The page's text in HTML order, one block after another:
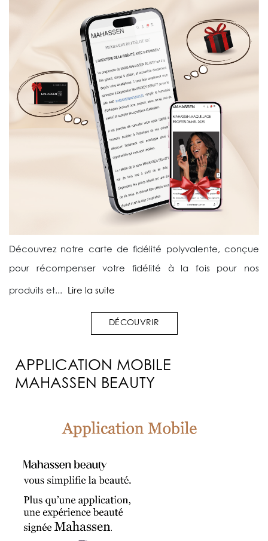
Découvrez notre carte de fidélité polyvalente, conçue
pour récompenser votre fidélité à la fois pour nos
produits et... Lire la suite
DÉCOUVRIR
APPLICATION MOBILE
MAHASSEN BEAUTY